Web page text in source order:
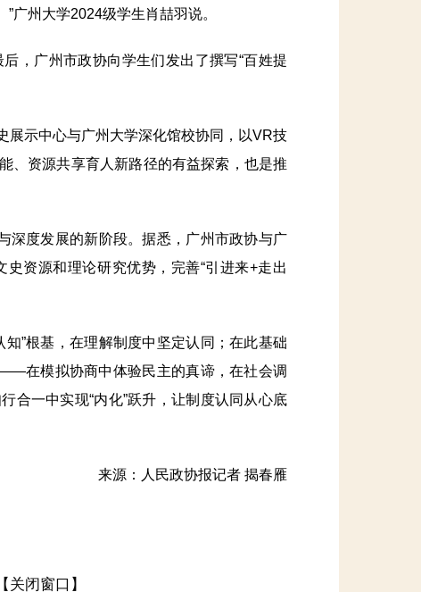
广州大学2024级学生肖喆羽说。
广州市政协向学生们发出了撰写“百姓提
示中心与广州大学深化馆校协同，以VR技
、资源共享育人新路径的有益探索，也是推
度发展的新阶段。据悉，广州市政协与广
资源和理论研究优势，完善“引进来+走出
”根基，在理解制度中坚定认同；在此基础
在模拟协商中体验民主的真谛，在社会调
合一中实现“内化”跃升，让制度认同从心底
来源：人民政协报记者 揭春雁
【关闭窗口】